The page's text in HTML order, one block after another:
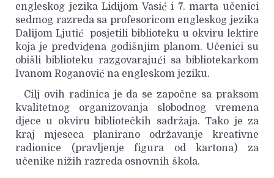
engleskog jezika Lidijom Vasić i 7. marta učenici
sedmog razreda sa profesoricom engleskog jezika
Dalijom Ljutić posjetili biblioteku u okviru lektire
koja je predviđena godišnjim planom. Učenici su
obišli biblioteku razgovarajući sa bibliotekarkom
Ivanom Roganović na engleskom jeziku.
Cilj ovih radinica je da se započne sa praksom
kvalitetnog organizovanja slobodnog vremena
djece u okviru bibliotečkih sadržaja. Tako je za
kraj mjeseca planirano održavanje kreativne
radionice (pravljenje figura od kartona) za
učenike nižih razreda osnovnih škola.